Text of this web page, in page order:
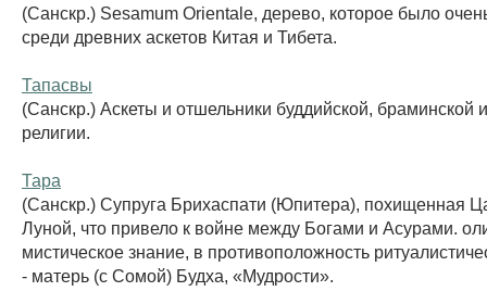
(Санскр.) Sesamum Orientale, дерево, которое было
среди древних аскетов Китая и Тибета.
Тапасвы
(Санскр.) Аскеты и отшельники буддийской, браминской
религии.
Тара
(Санскр.) Супруга Брихаспати (Юпитера), похищенная
Луной, что привело к войне между Богами и Асурами.
мистическое знание, в противоположность
- матерь (с Сомой) Будха, «Мудрости».